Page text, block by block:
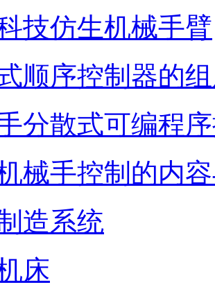
技仿生机械手臂
顺序控制器的
分散式可编程
械手控制的内
造系统
床